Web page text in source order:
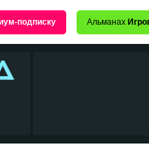
подписку Альманах